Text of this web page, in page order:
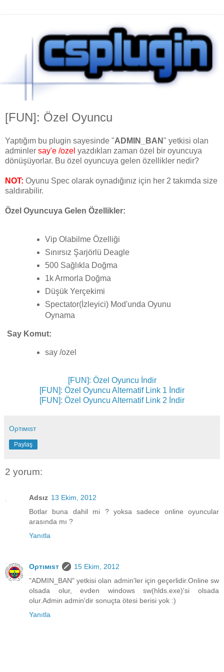
[FUN]: Özel Oyuncu
Yaptığım bu plugin sayesinde "ADMIN_BAN" yetkisi olan
adminler say'e /ozel yazdıkları zaman özel bir oyuncuya
dönüşüyorlar. Bu özel oyuncuya gelen özellikler nedir?
NOT: Oyunu Spec olarak oynadığınız için her 2 takımda size
saldırabilir.
Özel Oyuncuya Gelen Özellikler:
Vip Olabilme Özelliği
Sınırsız Şarjörlü Deagle
500 Sağlıkla Doğma
1k Armorla Doğma
Düşük Yerçekimi
Spectator(İzleyici) Mod'unda Oyunu
Oynama
Say Komut:
say /ozel
[FUN]: Özel Oyuncu İndir
[FUN]: Özel Oyuncu Alternatif Link 1 İndir
[FUN]: Özel Oyuncu Alternatif Link 2 İndir
Oρтιмιsт
Paylaş
2 yorum:
Adsız 13 Ekim, 2012
Botlar buna dahil mi ? yoksa sadece online oyuncular
arasında mı ?
Yanıtla
Oρтιмιsт
15 Ekim, 2012
"ADMIN_BAN" yetkisi olan admin'ler için geçerlidir.Online sw
olsada olur, evden windows sw(hlds.exe)'si olsada
olur.Admin admin'dir sonuçta ötesi berisi yok :)
Yanıtla